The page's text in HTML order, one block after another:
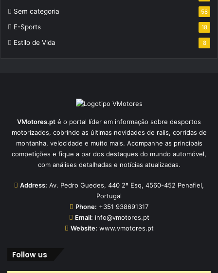
Sem categoria 58
E-Sports 18
Estilo de Vida 8
VMotores.pt é o portal líder em informação sobre desportos
motorizados, cobrindo as últimas novidades de ralis, corridas de
montanha, velocidade e muito mais. Acompanhe as principais
competições e fique a par dos destaques do mundo automóvel,
com análises detalhadas e notícias atualizadas.
Address: Av. Pedro Guedes, 440 2º Esq, 4560-452 Penafiel,
Portugal
Phone: +351 938691317
Email: info@vmotores.pt
Website: www.vmotores.pt
Follow us